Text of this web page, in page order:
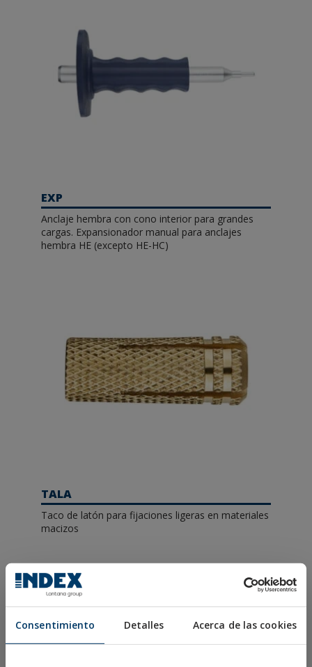
Consentimiento Detalles Acerca de las cookies
EXP
Anclaje hembra con cono interior para grandes
cargas. Expansionador manual para anclajes
hembra HE (excepto HE-HC)
TALA
Taco de latón para fijaciones ligeras en materiales
macizos